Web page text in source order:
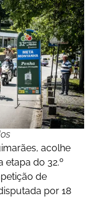
acolhe
etapa do 32.º
de
por 18